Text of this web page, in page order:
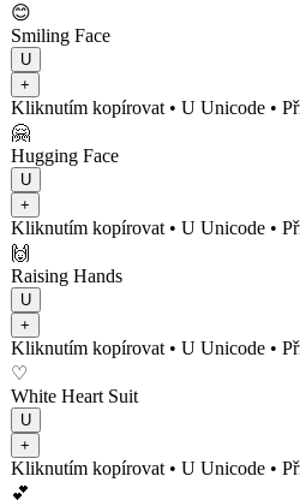
😊
Smiling Face
U
+
Kliknutím kopírovat • U Unicode •
🤗
Hugging Face
U
+
Kliknutím kopírovat • U Unicode •
🙌
Raising Hands
U
+
Kliknutím kopírovat • U Unicode •
♡
White Heart Suit
U
+
Kliknutím kopírovat • U Unicode •
💕